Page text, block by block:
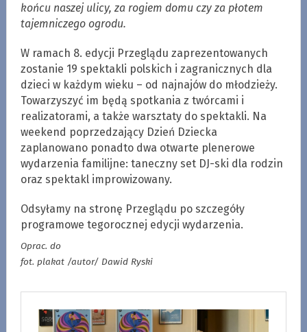
końcu naszej ulicy, za rogiem domu czy za płotem
tajemniczego ogrodu.
W ramach 8. edycji Przeglądu zaprezentowanych
zostanie 19 spektakli polskich i zagranicznych dla
dzieci w każdym wieku – od najnajów do młodzieży.
Towarzyszyć im będą spotkania z twórcami i
realizatorami, a także warsztaty do spektakli. Na
weekend poprzedzający Dzień Dziecka
zaplanowano ponadto dwa otwarte plenerowe
wydarzenia familijne: taneczny set DJ-ski dla rodzin
oraz spektakl improwizowany.
Odsyłamy na stronę Przeglądu po szczegóły
programowe tegorocznej edycji wydarzenia.
Oprac. do
fot. plakat /autor/ Dawid Ryski